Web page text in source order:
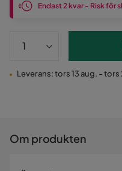
Endast 2 kvar - Risk för
Leverans: tors 13 aug. - tors
Om produkten